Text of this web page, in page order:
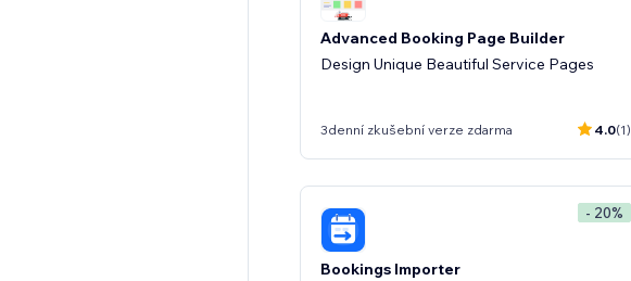
Advanced Booking Page Builder
Design Unique Beautiful Service Pages
3denní zkušební verze zdarma 4.0(1)
- 20%
Bookings Importer